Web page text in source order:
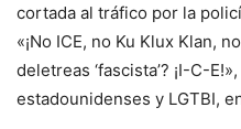
cortada al tráfico por la
«¡No ICE, no Ku Klux Klan,
deletreas ‘fascista’? ¡I-C-
estadounidenses y LGTBI,